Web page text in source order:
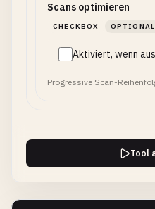
Scans optimieren
CHECKBOX
Aktiviert, wenn
Progressive Scan-
Tool